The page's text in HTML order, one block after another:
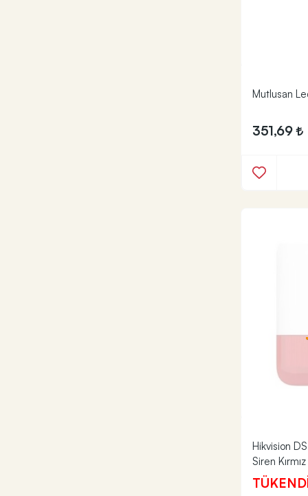
Mutlusan
351,69
Hikvision
Siren Kırmız